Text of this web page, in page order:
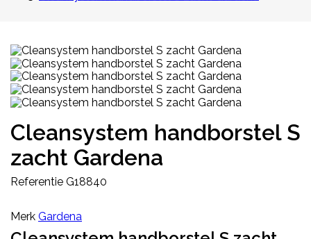
Cleansystem handborstel S
zacht Gardena
Referentie G18840
Merk Gardena